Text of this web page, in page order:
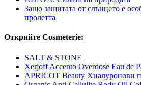
Защо защитата от слънцето е
пролетта
Открийте Cosmeterie:
SALT & STONE
Xerjoff Accento Overdose Eau de
APRICOT Beauty Хиалуронови